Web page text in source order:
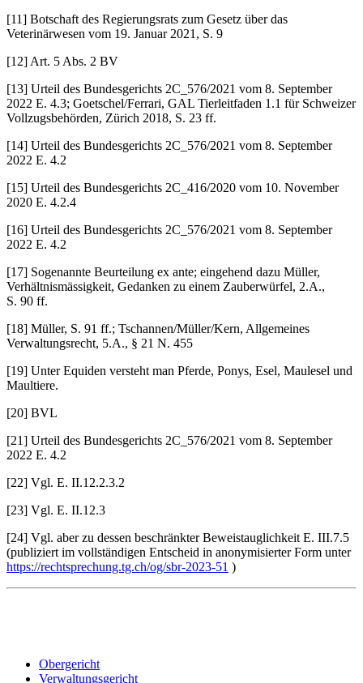
[11] Botschaft des Regierungsrats zum Gesetz über das
Veterinärwesen vom 19. Januar 2021, S. 9
[12] Art. 5 Abs. 2 BV
[13] Urteil des Bundesgerichts 2C_576/2021 vom 8. September
2022 E. 4.3; Goetschel/Ferrari, GAL Tierleitfaden 1.1 für Schweizer
Vollzugsbehörden, Zürich 2018, S. 23 ff.
[14] Urteil des Bundesgerichts 2C_576/2021 vom 8. September
2022 E. 4.2
[15] Urteil des Bundesgerichts 2C_416/2020 vom 10. November
2020 E. 4.2.4
[16] Urteil des Bundesgerichts 2C_576/2021 vom 8. September
2022 E. 4.2
[17] Sogenannte Beurteilung ex ante; eingehend dazu Müller,
Verhältnismässigkeit, Gedanken zu einem Zauberwürfel, 2.A.,
S. 90 ff.
[18] Müller, S. 91 ff.; Tschannen/Müller/Kern, Allgemeines
Verwaltungsrecht, 5.A., § 21 N. 455
[19] Unter Equiden versteht man Pferde, Ponys, Esel, Maulesel und
Maultiere.
[20] BVL
[21] Urteil des Bundesgerichts 2C_576/2021 vom 8. September
2022 E. 4.2
[22] Vgl. E. II.12.2.3.2
[23] Vgl. E. II.12.3
[24] Vgl. aber zu dessen beschränkter Beweistauglichkeit E. III.7.5
(publiziert im vollständigen Entscheid in anonymisierter Form unter
https://rechtsprechung.tg.ch/og/sbr-2023-51 )
Obergericht
Verwaltungsgericht